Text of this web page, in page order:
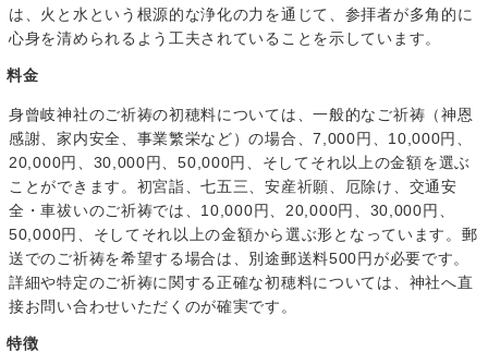
は、火と水という根源的な浄化の力を通じて、参拝者が多角的に
心身を清められるよう工夫されていることを示しています。
料金
身曾岐神社のご祈祷の初穂料については、一般的なご祈祷（神恩
感謝、家内安全、事業繁栄など）の場合、7,000円、10,000円、
20,000円、30,000円、50,000円、そしてそれ以上の金額を選ぶ
ことができます。初宮詣、七五三、安産祈願、厄除け、交通安
全・車祓いのご祈祷では、10,000円、20,000円、30,000円、
50,000円、そしてそれ以上の金額から選ぶ形となっています。郵
送でのご祈祷を希望する場合は、別途郵送料500円が必要です。
詳細や特定のご祈祷に関する正確な初穂料については、神社へ直
接お問い合わせいただくのが確実です。
特徴